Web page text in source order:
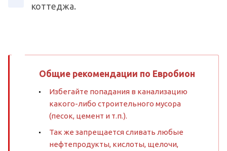
коттеджа.
Общие рекомендации по Евробион
Избегайте попадания в канализацию
какого-либо строительного мусора
(песок, цемент и т.п.).
Так же запрещается сливать любые
нефтепродукты, кислоты, щелочи,